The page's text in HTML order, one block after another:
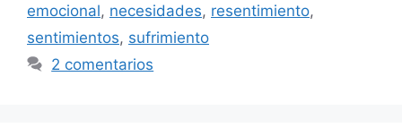
emocional, necesidades, resentimiento,
sentimientos, sufrimiento
2 comentarios